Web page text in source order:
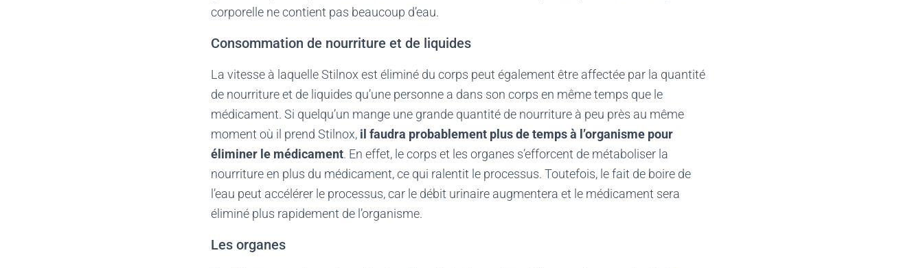
corporelle ne contient pas beaucoup d’eau.
Consommation de nourriture et de liquides
La vitesse à laquelle Stilnox est éliminé du corps peut également être affectée par la quantité
de nourriture et de liquides qu’une personne a dans son corps en même temps que le
médicament. Si quelqu’un mange une grande quantité de nourriture à peu près au même
moment où il prend Stilnox, il faudra probablement plus de temps à l’organisme pour
éliminer le médicament. En effet, le corps et les organes s’efforcent de métaboliser la
nourriture en plus du médicament, ce qui ralentit le processus. Toutefois, le fait de boire de
l’eau peut accélérer le processus, car le débit urinaire augmentera et le médicament sera
éliminé plus rapidement de l’organisme.
Les organes